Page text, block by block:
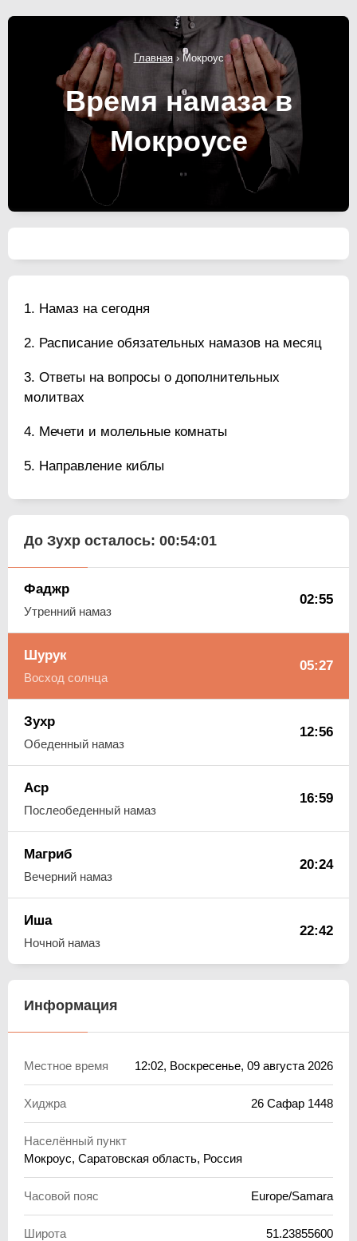
Главная› Мокроус
Время намаза в
Мокроусе
Намаз на сегодня
Расписание обязательных намазов на месяц
Ответы на вопросы о дополнительных
молитвах
Мечети и молельные комнаты
Направление киблы
До Зухр осталось: 00:54:00
Фаджр
Утренний намаз
02:55
Шурук
Восход солнца
05:27
Зухр
Обеденный намаз
12:56
Аср
Послеобеденный намаз
16:59
Магриб
Вечерний намаз
20:24
Иша
Ночной намаз
22:42
Информация
Местное время 12:02, Воскресенье, 09 августа 2026
Хиджра 26 Сафар 1448
Населённый пункт
Мокроус, Саратовская область, Россия
Часовой пояс Europe/Samara
Широта 51.23855600